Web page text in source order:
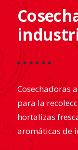
Cosechadoras
para la
hortalizas
aromáticas de